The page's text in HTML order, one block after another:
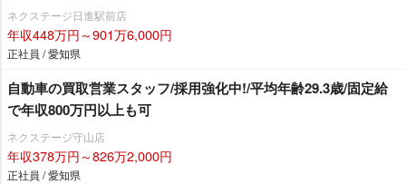
ネクステージ日進駅前店
年収448万円～901万6,000円
正社員 / 愛知県
自動車の買取営業スタッフ/採用強化中!/平均年齢29.3歳/固定給
で年収800万円以上も可
ネクステージ守山店
年収378万円～826万2,000円
正社員 / 愛知県